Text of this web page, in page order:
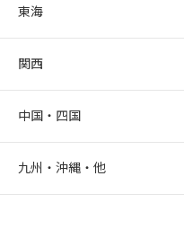
東海
関西
中国・四国
九州・沖縄・他